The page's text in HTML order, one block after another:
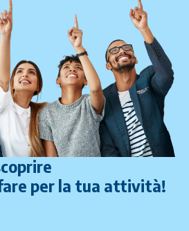
per la tua attività!